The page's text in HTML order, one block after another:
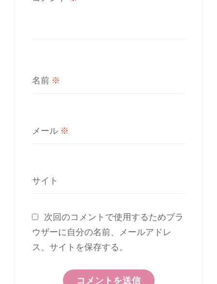
名前 ※
メール ※
サイト
次回のコメントで使用するためブラ
ウザーに自分の名前、メールアドレ
ス、サイトを保存する。